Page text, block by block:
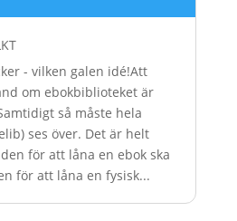
- vilken galen idé!Att
om ebokbiblioteket är
så måste hela
ses över. Det är helt
för att låna en ebok ska
för att låna en fysisk...